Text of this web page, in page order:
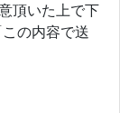
頂いた上で下
の内容で送